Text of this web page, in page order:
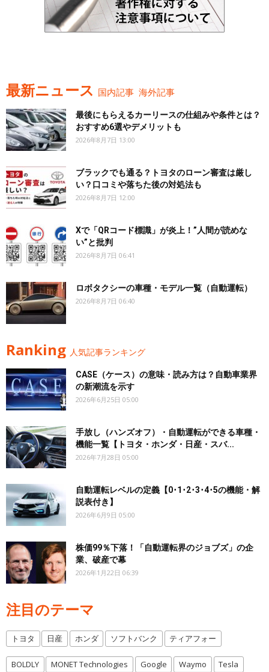
最新ニュース 国内記事 海外記事
最後にもらえるカーリースの仕組みや条件とは？
おすすめ6選やデメリットも
2026年8月7日 13:00
ブラックでも通る？トヨタのローン審査は厳し
い？口コミや落ちた後の対処法も
2026年8月7日 12:00
Xで「QRコード標識」が炎上！”人間が読めな
い”と批判
2026年8月7日 06:41
ロボタクシーの車種・モデル一覧（自動運転）
2026年8月7日 06:40
Ranking 人気記事ランキング
CASE（ケース）の意味・読み方は？自動車業界
の新潮流を示す
2026年6月25日 05:00
手放し（ハンズオフ）・自動運転ができる車種・
機能一覧【トヨタ・ホンダ・日産・スバ...
2026年7月28日 05:00
自動運転レベルの定義【0･1･2･3･4･5の機能・解
説表付き】
2026年6月9日 05:00
株価99％下落！「自動運転界のジョブズ」の企
業、破産で幕
2026年1月22日 06:39
注目のテーマ
トヨタ 日産 ホンダ ソフトバンク ティアフォー
BOLDLY MONET Technologies Google Waymo Tesla